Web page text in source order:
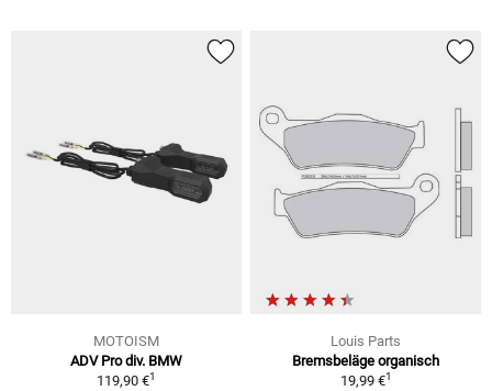
MOTOISM
ADV Pro div. BMW
119,90 €1
Louis Parts
Bremsbeläge organisch
19,99 €1